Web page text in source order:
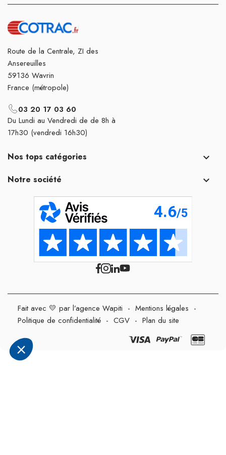
Route de la Centrale, ZI des
Ansereuilles
59136 Wavrin
France (métropole)
03 20 17 03 60
Du Lundi au Vendredi de de 8h à
17h30 (vendredi 16h30)
Nos tops catégories 
Notre société 
Fait avec 💛 par l’agence Wapiti - Mentions légales -
Politique de confidentialité - CGV - Plan du site